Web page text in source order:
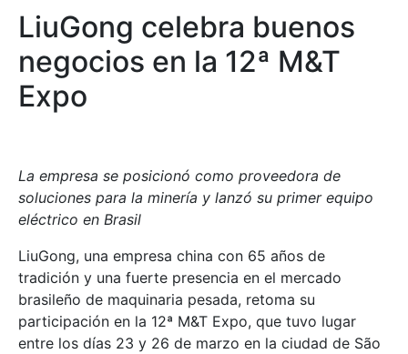
LiuGong celebra buenos
negocios en la 12ª M&T
Expo
La empresa se posicionó como proveedora de
soluciones para la minería y lanzó su primer equipo
eléctrico en Brasil
LiuGong, una empresa china con 65 años de
tradición y una fuerte presencia en el mercado
brasileño de maquinaria pesada, retoma su
participación en la 12ª M&T Expo, que tuvo lugar
entre los días 23 y 26 de marzo en la ciudad de São